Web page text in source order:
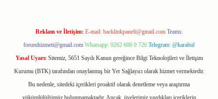
Reklam ve İletişim: E-mail: backlinkpaneli@gmail.com Teams:
forumhizmeti@gmail.com Whatsapp: 0262 606 0 726 Telegram: @karabul
Yasal Uyarı: Sitemiz, 5651 Sayılı Kanun gereğince Bilgi Teknolojileri ve İletişim
Kurumu (BTK) tarafından onaylanmış bir Yer Sağlayıcı olarak hizmet vermektedir.
Bu nedenle, sitedeki içerikleri proaktif olarak denetleme veya araştırma
yükümlülüğümüz bulunmamaktadır. Ancak, üyelerimiz yazdıkları içeriklerin